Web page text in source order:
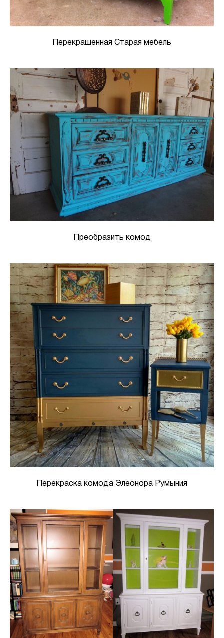
Перекрашенная Старая мебель
Преобразить комод
Перекраска комода Элеонора Румыния